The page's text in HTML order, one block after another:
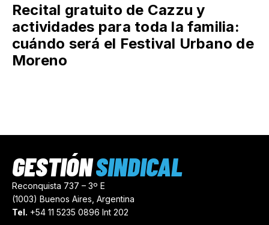
Recital gratuito de Cazzu y
actividades para toda la familia:
cuándo será el Festival Urbano de
Moreno
Reconquista 737 – 3º E
(1003) Buenos Aires, Argentina
Tel. +54 11 5235 0896 Int 202
GESTIÓNSINDICAL